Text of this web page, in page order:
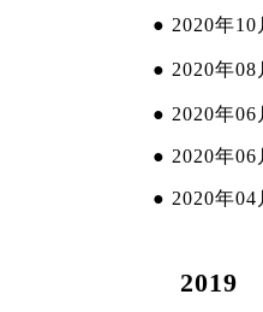
● 2020年10
● 2020年08
● 2020年06
● 2020年06
● 2020年04
2019